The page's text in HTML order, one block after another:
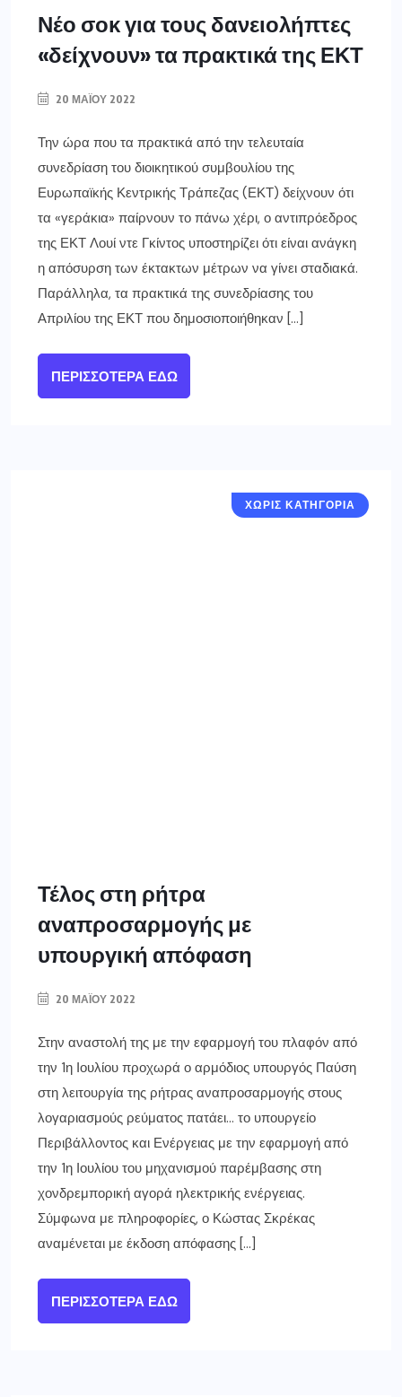
Νέο σοκ για τους δανειολήπτες
«δείχνουν» τα πρακτικά της ΕΚΤ
20 ΜΑΪ́ΟΥ 2022
Την ώρα που τα πρακτικά από την τελευταία
συνεδρίαση του διοικητικού συμβουλίου της
Ευρωπαϊκής Κεντρικής Τράπεζας (ΕΚΤ) δείχνουν ότι
τα «γεράκια» παίρνουν το πάνω χέρι, ο αντιπρόεδρος
της ΕΚΤ Λουί ντε Γκίντος υποστηρίζει ότι είναι ανάγκη
η απόσυρση των έκτακτων μέτρων να γίνει σταδιακά.
Παράλληλα, τα πρακτικά της συνεδρίασης του
Απριλίου της ΕΚΤ που δημοσιοποιήθηκαν […]
ΠΕΡΙΣΣΌΤΕΡΑ ΕΔΏ
ΧΩΡΙΣ ΚΑΤΗΓΟΡΙΑ
Τέλος στη ρήτρα
αναπροσαρμογής με
υπουργική απόφαση
20 ΜΑΪ́ΟΥ 2022
Στην αναστολή της με την εφαρμογή του πλαφόν από
την 1η Ιουλίου προχωρά ο αρμόδιος υπουργός Παύση
στη λειτουργία της ρήτρας αναπροσαρμογής στους
λογαριασμούς ρεύματος πατάει… το υπουργείο
Περιβάλλοντος και Ενέργειας με την εφαρμογή από
την 1η Ιουλίου του μηχανισμού παρέμβασης στη
χονδρεμπορική αγορά ηλεκτρικής ενέργειας.
Σύμφωνα με πληροφορίες, ο Κώστας Σκρέκας
αναμένεται με έκδοση απόφασης […]
ΠΕΡΙΣΣΌΤΕΡΑ ΕΔΏ